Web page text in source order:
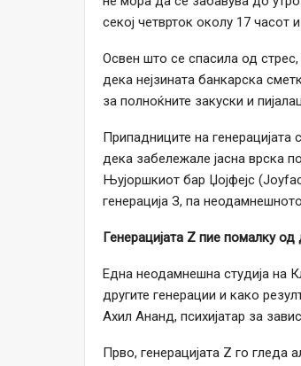
секој четврток околу 17 часот
Освен што се спасила од
дека нејзината банкарска
за полноќните закуски и
Припадниците на
дека забележале јасна врска
Њујоршкиот бар Џојфејс
генерација З, па
Генерацијата Z пие помалку од
Една неодамнешна студија на
другите генерации и како
Ахил Ананд, психијатар за
Прво, генерацијата Z го гледа